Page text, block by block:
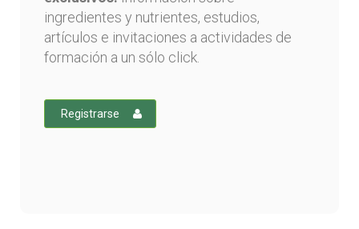
ingredientes y nutrientes, estudios,
artículos e invitaciones a actividades de
formación a un sólo click.
Registrarse